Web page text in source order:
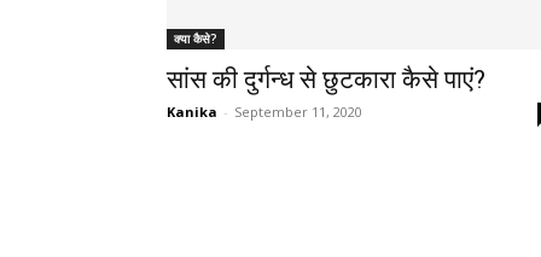
क्या कैसे?
सांस की दुर्गन्ध से छुटकारा कैसे पाएं?
Kanika - September 11, 2020